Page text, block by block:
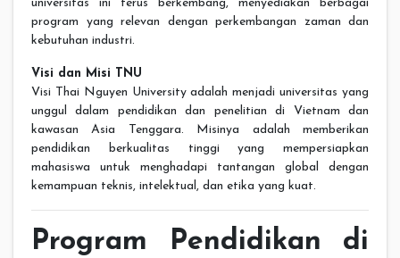
universitas ini terus berkembang, menyediakan berbagai
program yang relevan dengan perkembangan zaman dan
kebutuhan industri.
Visi dan Misi TNU
Visi Thai Nguyen University adalah menjadi universitas yang
unggul dalam pendidikan dan penelitian di Vietnam dan
kawasan Asia Tenggara. Misinya adalah memberikan
pendidikan berkualitas tinggi yang mempersiapkan
mahasiswa untuk menghadapi tantangan global dengan
kemampuan teknis, intelektual, dan etika yang kuat.
Program Pendidikan di